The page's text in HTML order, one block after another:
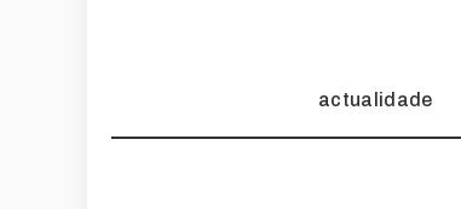
actualidade